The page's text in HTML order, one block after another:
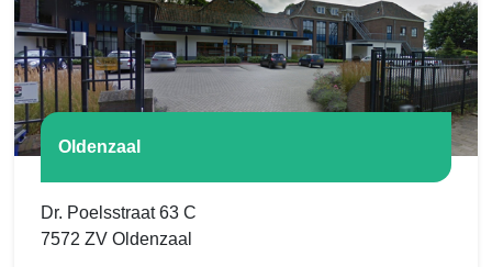
Oldenzaal
Dr. Poelsstraat 63 C
7572 ZV Oldenzaal